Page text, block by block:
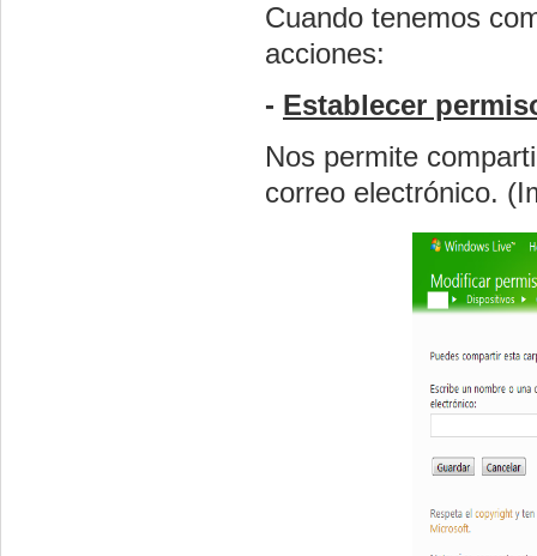
Cuando tenemos
acciones:
- Establecer
Nos permite
correo electrónico.